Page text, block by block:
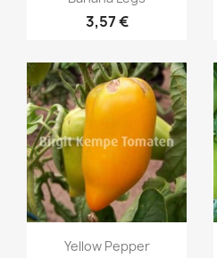
3,57 €
Vorschau
Yellow Pepper